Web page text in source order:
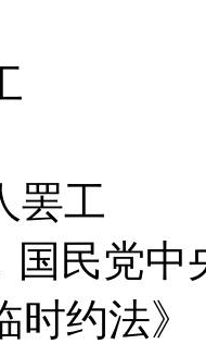
员
路工
国民党
国